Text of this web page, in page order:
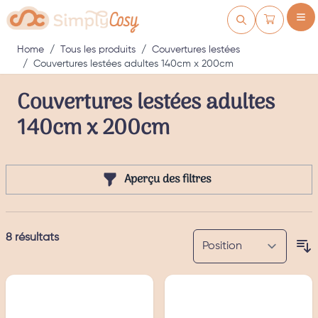
Skip to Content
Cart
Home / Tous les produits /
Couvertures lestées
/
Couvertures lestées adultes 140cm x 200cm
Couvertures lestées adultes
140cm x 200cm
Aperçu des filtres
8 résultats